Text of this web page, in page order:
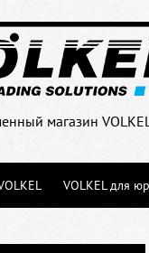
магазин
VOLKEL для